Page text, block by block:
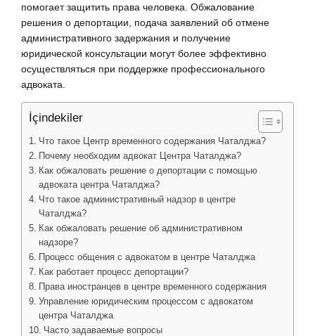
помогает защитить права человека. Обжалование
решения о депортации, подача заявлений об отмене
административного задержания и получение
юридической консультации могут более эффективно
осуществляться при поддержке профессионального
адвоката.
İçindekiler
Что такое Центр временного содержания Чаталджа?
Почему необходим адвокат Центра Чаталджа?
Как обжаловать решение о депортации с помощью
адвоката центра Чаталджа?
Что такое административный надзор в центре
Чаталджа?
Как обжаловать решение об административном
надзоре?
Процесс общения с адвокатом в центре Чаталджа
Как работает процесс депортации?
Права иностранцев в центре временного содержания
Управление юридическим процессом с адвокатом
центра Чаталджа
Часто задаваемые вопросы